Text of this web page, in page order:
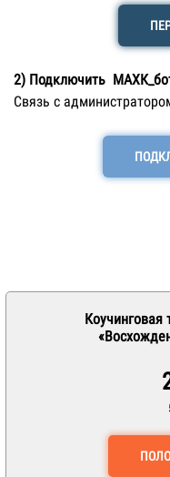
2) Подключить
Связь с
Коучинговая